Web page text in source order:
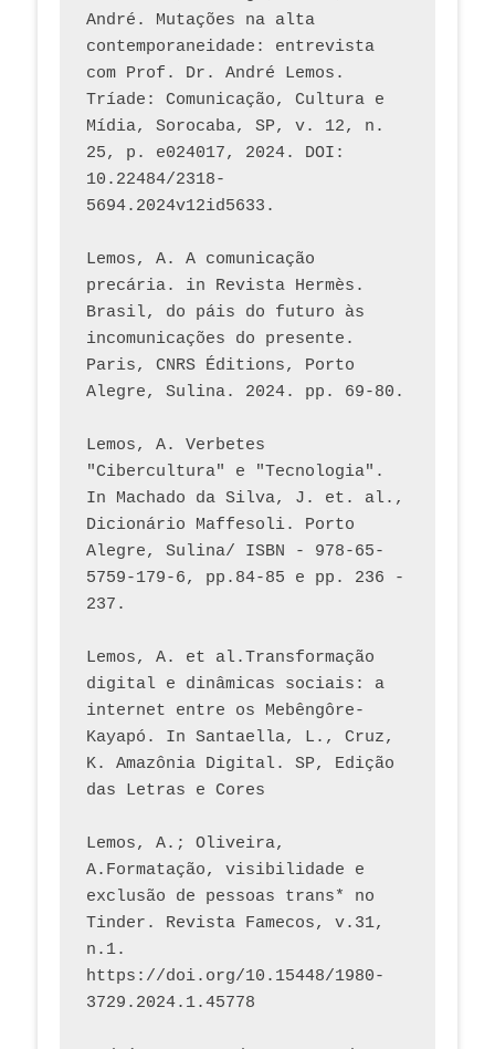
André. Mutações na alta
contemporaneidade: entrevista
com Prof. Dr. André Lemos.
Tríade: Comunicação, Cultura e
Mídia, Sorocaba, SP, v. 12, n.
25, p. e024017, 2024. DOI:
10.22484/2318-
5694.2024v12id5633.
Lemos, A. A comunicação
precária. in Revista Hermès.
Brasil, do páis do futuro às
incomunicações do presente.
Paris, CNRS Éditions, Porto
Lemos, A. Verbetes
"Cibercultura" e "Tecnologia".
In Machado da Silva, J. et. al.,
Dicionário Maffesoli. Porto
Alegre, Sulina/ ISBN - 978-65-
5759-179-6, pp.84-85 e pp. 236 -
237.
Lemos, A. et al.Transformação
digital e dinâmicas sociais: a
internet entre os Mebêngôre-
Kayapó. In Santaella, L., Cruz,
K. Amazônia Digital. SP, Edição
das Letras e Cores
Lemos, A.; Oliveira,
A.Formatação, visibilidade e
exclusão de pessoas trans* no
Tinder. Revista Famecos, v.31,
n.1.
https://doi.org/10.15448/1980-
3729.2024.1.45778